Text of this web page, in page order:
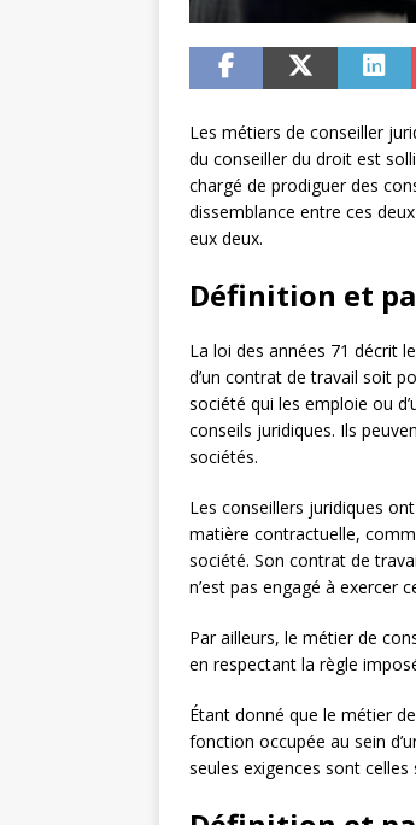
Les métiers de conseiller
du conseiller du droit est
chargé de prodiguer des
dissemblance entre ces
eux deux.
Définition et
La loi des années 71 décrit
d’un contrat de travail soit
société qui les emploie ou
conseils juridiques. Ils
sociétés.
Les conseillers juridiques
matière contractuelle,
société. Son contrat de
n’est pas engagé à exercer
Par ailleurs, le métier de
en respectant la règle
Étant donné que le métier
fonction occupée au sein
seules exigences sont celles